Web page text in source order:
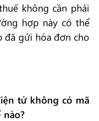
không cần phải
hợp này có thể
gửi hóa đơn cho
tử không có mã